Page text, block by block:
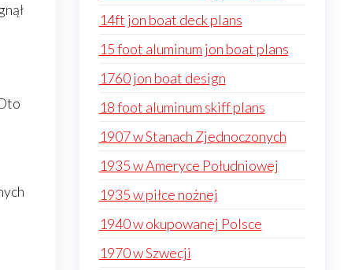
14ft jon boat deck plans
15 foot aluminum jon boat plans
1760 jon boat design
18 foot aluminum skiff plans
1907 w Stanach Zjednoczonych
1935 w Ameryce Południowej
1935 w piłce nożnej
1940 w okupowanej Polsce
1970 w Szwecji